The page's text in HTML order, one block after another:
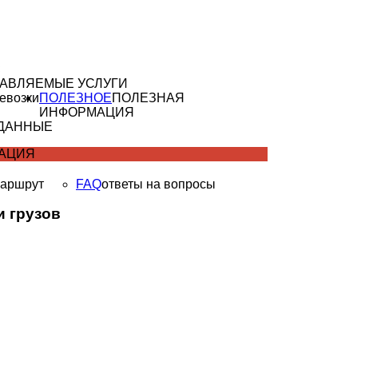
УСЛУГИ
ПОЛЕЗНОЕПОЛЕЗНАЯ
ИНФОРМАЦИЯ
FAQответы на вопросы
грузов